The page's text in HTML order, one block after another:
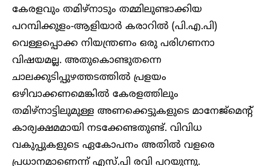
കേരളവും തമിഴ്നാടും തമ്മിലുണ്ടാക്കിയ
പറമ്പിക്കുളം-ആളിയാർ കരാറിൽ (പി.എ.പി)
വെള്ളപ്പൊക്ക നിയന്ത്രണം ഒരു പരിഗണനാ
വിഷയമല്ല. അതുകൊണ്ടുതന്നെ
ചാലക്കുടിപ്പുഴത്തടത്തിൽ പ്രളയം
ഒഴിവാക്കണമെങ്കിൽ കേരളത്തിലും
തമിഴ്നാട്ടിലുമുള്ള അണക്കെട്ടുകളുടെ മാനേജ്മെന്റ്
കാര്യക്ഷമമായി നടക്കേണ്ടതുണ്ട്. വിവിധ
വകുപ്പുകളുടെ ഏകോപനം അതിൽ വളരെ
പ്രധാനമാണെന്ന് എസ്.പി രവി പറയുന്നു.